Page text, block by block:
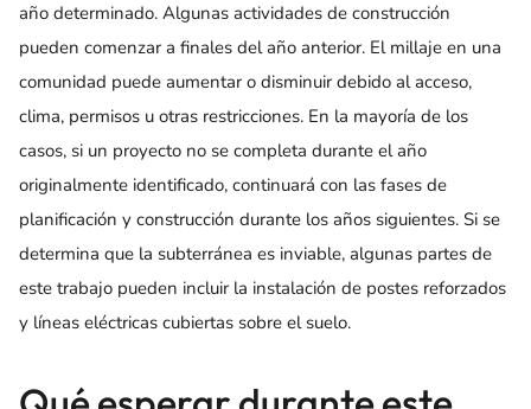
año determinado. Algunas actividades de construcción
pueden comenzar a finales del año anterior. El millaje en una
comunidad puede aumentar o disminuir debido al acceso,
clima, permisos u otras restricciones. En la mayoría de los
casos, si un proyecto no se completa durante el año
originalmente identificado, continuará con las fases de
planificación y construcción durante los años siguientes. Si se
determina que la subterránea es inviable, algunas partes de
este trabajo pueden incluir la instalación de postes reforzados
y líneas eléctricas cubiertas sobre el suelo.